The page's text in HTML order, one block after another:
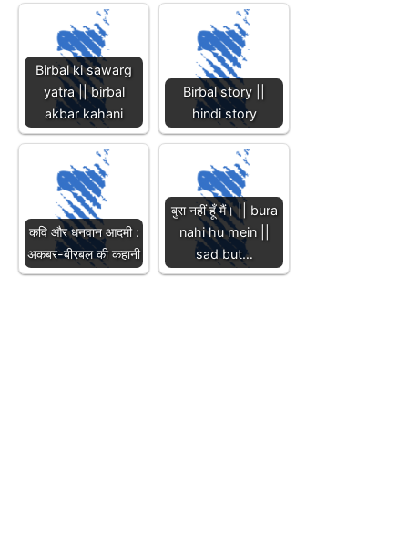
Birbal ki sawarg
yatra || birbal
akbar kahani
Birbal story ||
hindi story
कवि और धनवान आदमी :
अकबर-बीरबल की कहानी
बुरा नहीं हूँ मैं। || bura
nahi hu mein ||
sad but…